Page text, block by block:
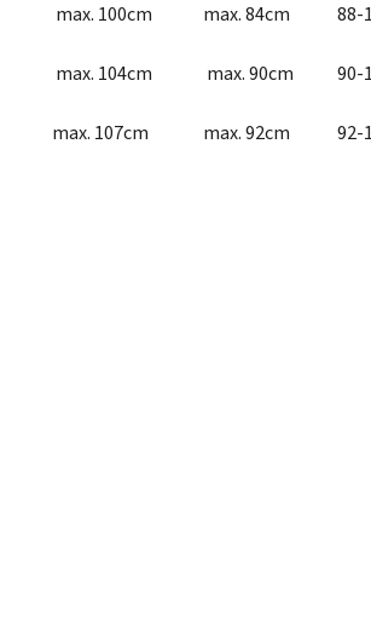
100cm max. 84cm 88-
104cm max. 90cm 90-
107cm max. 92cm 92-